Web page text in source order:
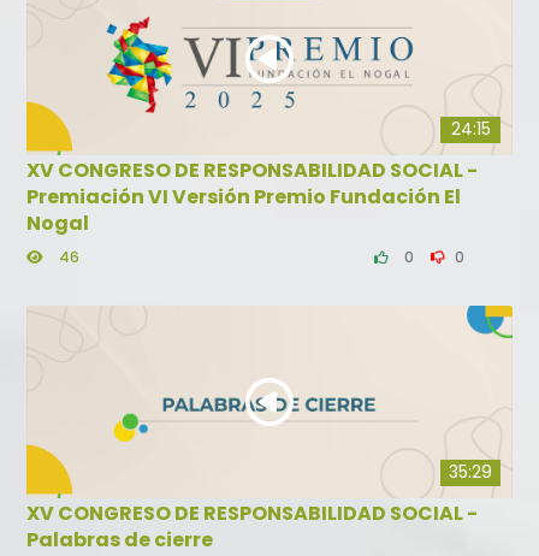
24:15
XV CONGRESO DE RESPONSABILIDAD SOCIAL -
Premiación VI Versión Premio Fundación El
Nogal
46 0 0
35:29
XV CONGRESO DE RESPONSABILIDAD SOCIAL -
Palabras de cierre